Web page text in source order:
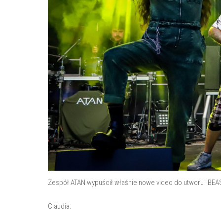
Zespół ATAN wypuścił właśnie nowe video do utworu
Claudia: